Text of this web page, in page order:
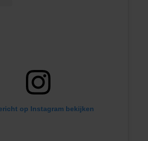
op Instagram bekijken